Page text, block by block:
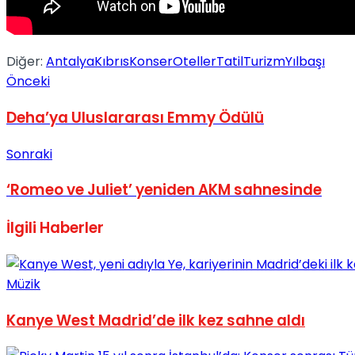
No Result
Diğer: AntalyaKıbrısKonserOtellerTatilTurizmYılbaşı
Önceki
Deha’ya Uluslararası Emmy Ödülü
Sonraki
‘Romeo ve Juliet’ yeniden AKM sahnesinde
İlgili Haberler
Müzik
Kanye West Madrid’de ilk kez sahne aldı